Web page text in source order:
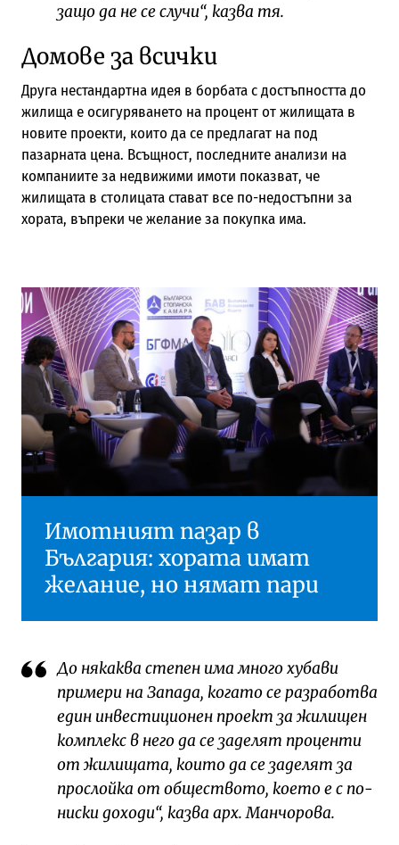
защо да не се случи“, казва тя.
Домове за всички
Друга нестандартна идея в борбата с достъпността до
жилища е осигуряването на процент от жилищата в
новите проекти, които да се предлагат на под
пазарната цена. Всъщност, последните анализи на
компаниите за недвижими имоти показват, че
жилищата в столицата стават все по-недостъпни за
хората, въпреки че желание за покупка има.
Имотният пазар в
България: хората имат
желание, но нямат пари
До някаква степен има много хубави
примери на Запада, когато се разработва
един инвестиционен проект за жилищен
комплекс в него да се заделят проценти
от жилищата, които да се заделят за
прослойка от обществото, което е с по-
ниски доходи“, казва арх. Манчорова.